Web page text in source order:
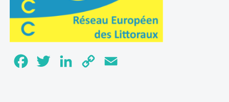
FacebookTwitter LinkedInCopy